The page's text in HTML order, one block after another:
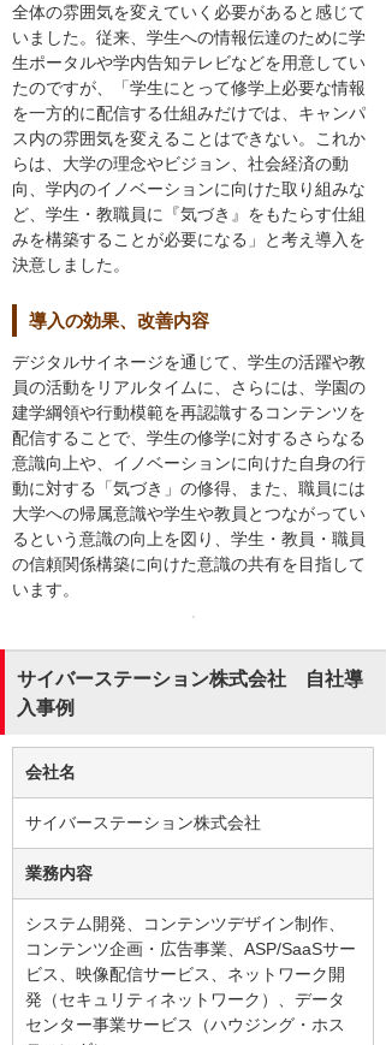
全体の雰囲気を変えていく必要があると感じて
いました。従来、学生への情報伝達のために学
生ポータルや学内告知テレビなどを用意してい
たのですが、「学生にとって修学上必要な情報
を一方的に配信する仕組みだけでは、キャンパ
ス内の雰囲気を変えることはできない。これか
らは、大学の理念やビジョン、社会経済の動
向、学内のイノベーションに向けた取り組みな
ど、学生・教職員に『気づき』をもたらす仕組
みを構築することが必要になる」と考え導入を
決意しました。
導入の効果、改善内容
デジタルサイネージを通じて、学生の活躍や教
員の活動をリアルタイムに、さらには、学園の
建学綱領や行動模範を再認識するコンテンツを
配信することで、学生の修学に対するさらなる
意識向上や、イノベーションに向けた自身の行
動に対する「気づき」の修得、また、職員には
大学への帰属意識や学生や教員とつながってい
るという意識の向上を図り、学生・教員・職員
の信頼関係構築に向けた意識の共有を目指して
います。
サイバーステーション株式会社 自社導
入事例
会社名
サイバーステーション株式会社
業務内容
システム開発、コンテンツデザイン制作、
コンテンツ企画・広告事業、ASP/SaaSサー
ビス、映像配信サービス、ネットワーク開
発（セキュリティネットワーク）、データ
センター事業サービス（ハウジング・ホス